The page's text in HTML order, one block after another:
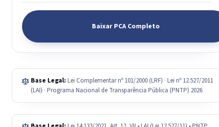
Baixar PCA Completo
Base Legal: Lei Complementar nº 101/2000 (LRF) · Lei nº 12.527/2011
(LAI) · Programa Nacional de Transparência Pública (PNTP) 2026